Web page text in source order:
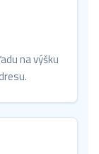
na výšku